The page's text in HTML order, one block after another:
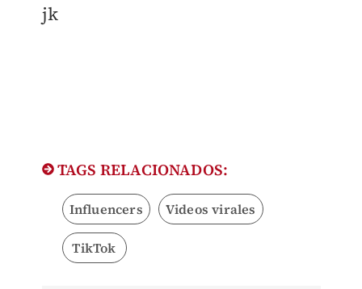
jk
TAGS RELACIONADOS:
Influencers Videos virales
TikTok